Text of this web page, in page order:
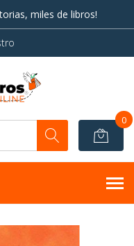
miles de libros!
0